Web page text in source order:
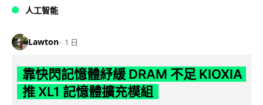
人工智能
Lawton 1 日
靠快閃記憶體紓緩 DRAM 不足 KIOXIA
推 XL1 記憶體擴充模組